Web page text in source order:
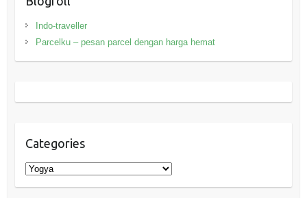
Indo-traveller
Parcelku – pesan parcel dengan harga hemat
Categories
Categories